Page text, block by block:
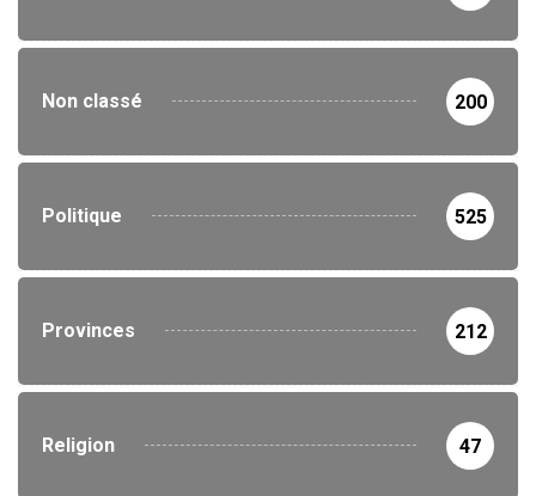
Non classé 200
Politique 525
Provinces 212
Religion 47